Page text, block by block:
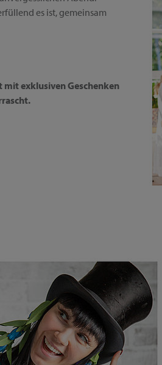
es ist, gemeinsam
exklusiven Geschenken